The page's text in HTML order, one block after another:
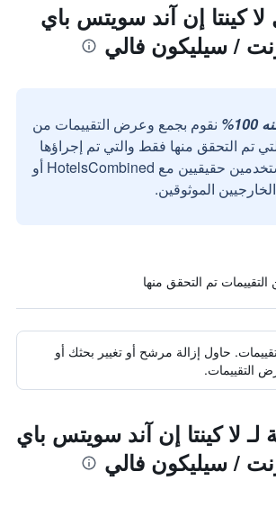
كينتا إن آند سويتس باي
/ سيليكون فالي
نقوم بجمع وعرض التقييمات من
تم التحقق منها فقط والتي تم إجراؤها
بواسطة مستخدمين حقيقيين مع HotelsCombined أو
الموثوقين.
حاول إزالة مرشح أو تغيير بحثك أو
لـ لا كينتا إن آند سويتس باي
/ سيليكون فالي